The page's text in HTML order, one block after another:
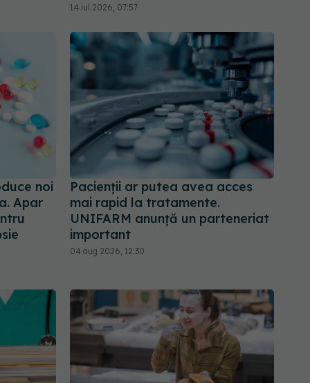
14 iul 2026, 07:57
noi
Apar
Pacienții ar putea avea acces
mai rapid la tratamente.
UNIFARM anunță un parteneriat
important
04 aug 2026, 12:30